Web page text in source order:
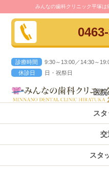
みんなの歯科クリニック平塚は
診療時間
9:30～13:00／14:30～
休診日
日・祝祭日
医院
ス
交
スタ